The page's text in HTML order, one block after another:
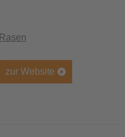
Rasen
zur Website